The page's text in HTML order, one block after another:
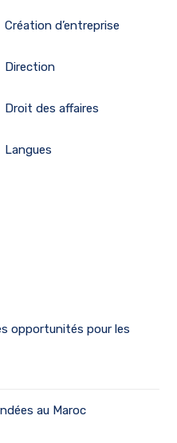
Création d’entreprise
Direction
Droit des affaires
Langues
opportunités pour les
au Maroc